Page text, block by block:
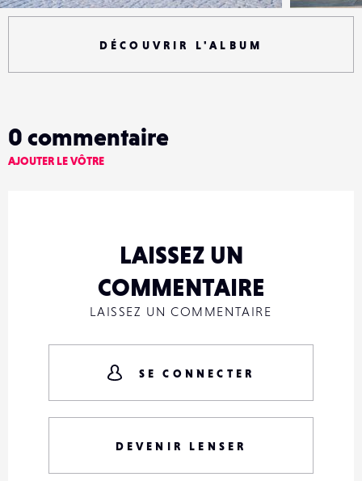
DÉCOUVRIR L'ALBUM
0 commentaire
AJOUTER LE VÔTRE
LAISSEZ UN
COMMENTAIRE
LAISSEZ UN COMMENTAIRE
SE CONNECTER
DEVENIR LENSER